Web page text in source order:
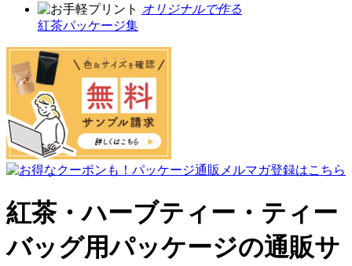
オリジナルで作る
紅茶パッケージ集
紅茶・ハーブティー・ティー
バッグ用パッケージの通販サ